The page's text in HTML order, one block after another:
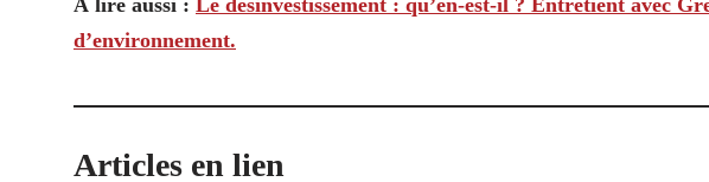
d’environnement.
Articles en lien